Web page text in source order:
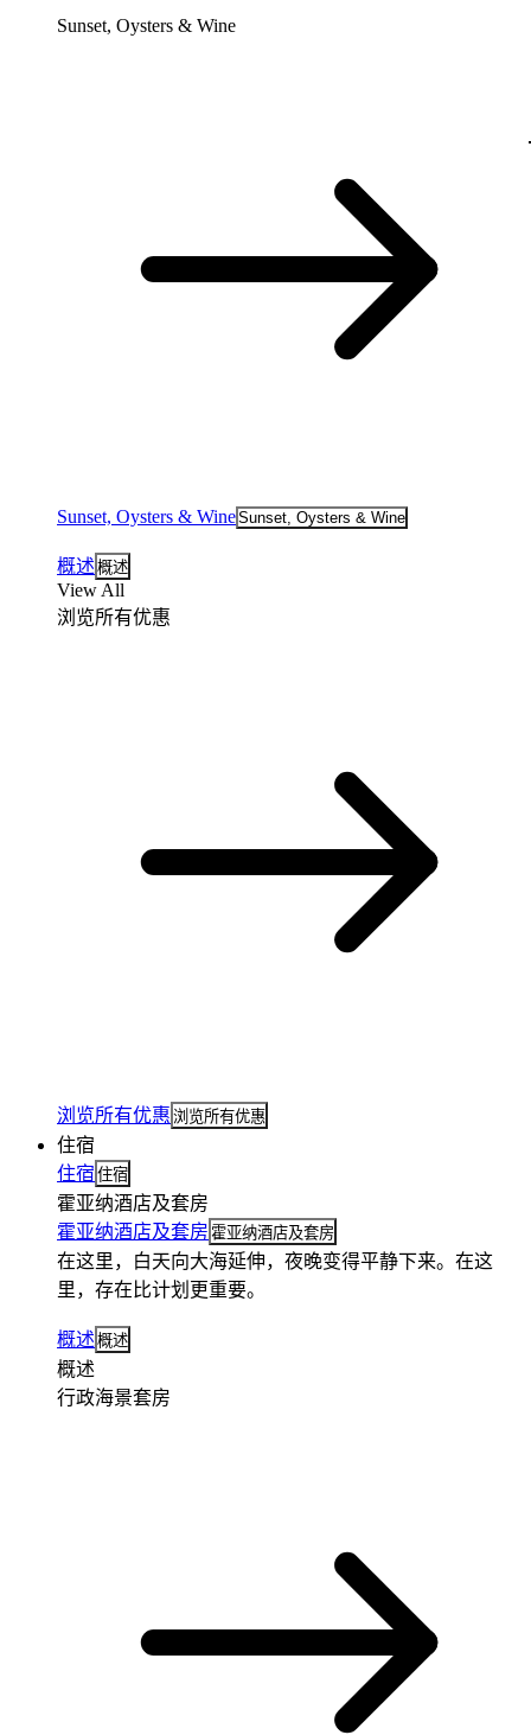
Sunset, Oysters & Wine
Sunset, Oysters & WineSunset, Oysters & Wine
概述 概述
View All
浏览所有优惠
浏览所有优惠 浏览所有优惠
住宿
住宿 住宿
霍亚纳酒店及套房
霍亚纳酒店及套房 霍亚纳酒店及套房
在这里，白天向大海延伸，夜晚变得平静下来。在这
里，存在比计划更重要。
概述 概述
概述
行政海景套房